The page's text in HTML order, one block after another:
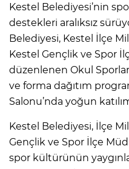
Kestel Belediyesi’nin
destekleri aralıksız
Belediyesi, Kestel İlçe
Kestel Gençlik ve Spor
düzenlenen Okul
ve forma dağıtım
Salonu’nda yoğun
Kestel Belediyesi, İlçe
Gençlik ve Spor İlçe
spor kültürünün